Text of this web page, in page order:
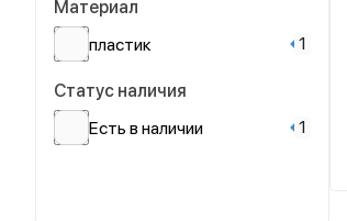
Материал
пластик
1
Статус наличия
Есть в наличии
1